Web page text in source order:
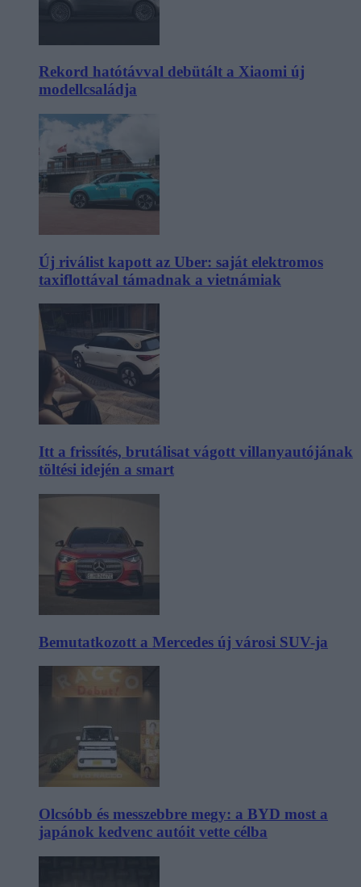
Rekord hatótávval debütált a Xiaomi új
modellcsaládja
Új riválist kapott az Uber: saját elektromos
taxiflottával támadnak a vietnámiak
Itt a frissítés, brutálisat vágott villanyautójának
töltési idején a smart
Bemutatkozott a Mercedes új városi SUV-ja
Olcsóbb és messzebbre megy: a BYD most a
japánok kedvenc autóit vette célba